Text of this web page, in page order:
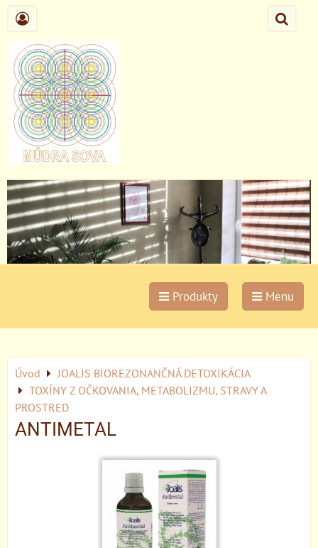
Produkty Menu
Úvod
JOALIS BIOREZONANČNÁ DETOXIKÁCIA
TOXÍNY Z OČKOVANIA, METABOLIZMU, STRAVY A
PROSTRED
ANTIMETAL